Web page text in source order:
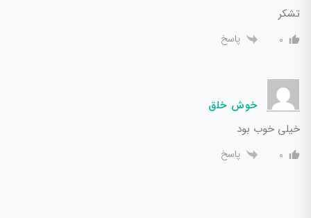
تشکر
0 پاسخ
خوش خلق
خیلی خوب بود
0 پاسخ